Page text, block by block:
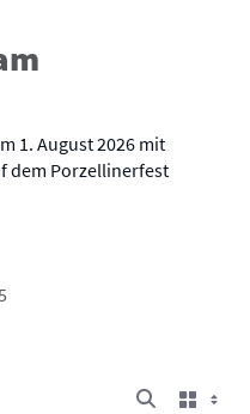
1. August 2026 mit
dem Porzellinerfest